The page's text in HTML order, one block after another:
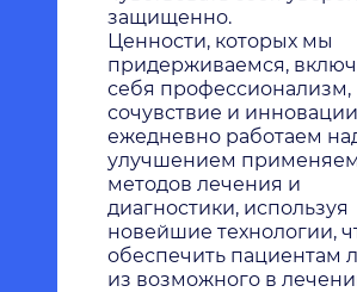
защищенно.
Ценности, которых мы
придерживаемся,
себя профессионализм,
сочувствие и
ежедневно работаем
улучшением
методов лечения и
диагностики, используя
новейшие технологии,
обеспечить пациентам
из возможного в